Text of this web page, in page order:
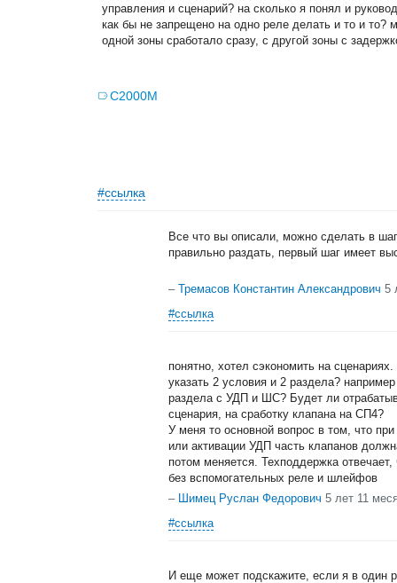
управления и сценарий? на сколько я понял и
как бы не запрещено на одно реле делать и то и то?
одной зоны сработало сразу, с другой зоны с
С2000М
#ссылка
Все что вы описали, можно сделать в
правильно раздать, первый шаг имеет
– Тремасов Константин Александрович 5
#ссылка
понятно, хотел сэкономить на
указать 2 условия и 2 раздела?
раздела с УДП и ШС? Будет ли
сценария, на сработку клапана на СП4?
У меня то основной вопрос в том, что
или активации УДП часть клапанов
потом меняется. Техподдержка
без вспомогательных реле и шлейфов
– Шимец Руслан Федорович 5 лет 11
#ссылка
И еще может подскажите, если я в один